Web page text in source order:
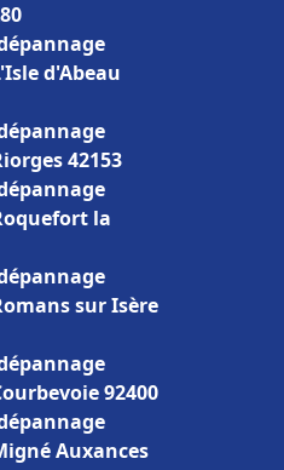
d'Abeau
42153
la
sur Isère
92400
Auxances